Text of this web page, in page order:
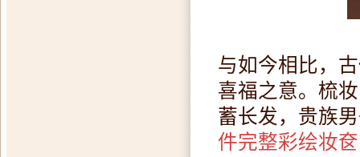
与如今相比，
喜福之意。梳
蓄长发，贵族
件完整彩绘妆